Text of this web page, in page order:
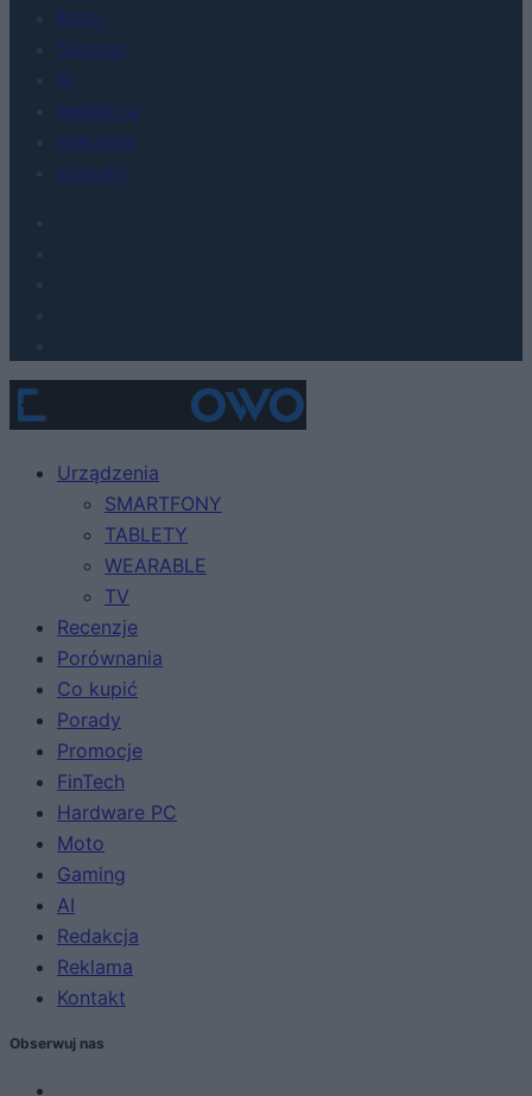
Moto
Gaming
AI
Redakcja
Reklama
Kontakt
Urządzenia
SMARTFONY
TABLETY
WEARABLE
TV
Recenzje
Porównania
Co kupić
Porady
Promocje
FinTech
Hardware PC
Moto
Gaming
AI
Redakcja
Reklama
Kontakt
Obserwuj nas